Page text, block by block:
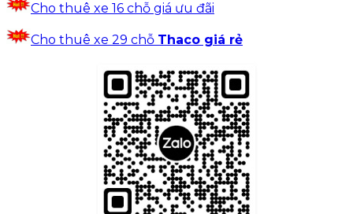
Cho thuê xe 16 chỗ giá ưu đãi
Cho thuê xe 29 chỗ Thaco giá rẻ